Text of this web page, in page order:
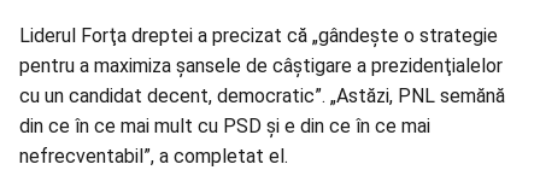
Liderul Forţa dreptei a precizat că „gândeşte o strategie
pentru a maximiza şansele de câştigare a prezidenţialelor
cu un candidat decent, democratic”. „Astăzi, PNL semănă
din ce în ce mai mult cu PSD şi e din ce în ce mai
nefrecventabil”, a completat el.